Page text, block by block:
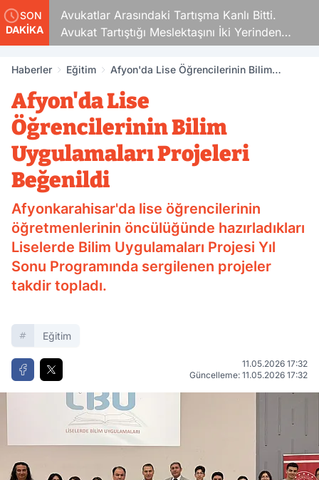
SON
DAKİKA
Avukatlar Arasındaki Tartışma Kanlı Bitti.
Avukat Tartıştığı Meslektaşını İki Yerinden
Vurdu
Haberler Eğitim
Afyon'da Lise Öğrencilerinin Bilim
Afyon'da Lise
Öğrencilerinin Bilim
Uygulamaları Projeleri
Beğenildi
Afyonkarahisar'da lise öğrencilerinin
öğretmenlerinin öncülüğünde hazırladıkları
Liselerde Bilim Uygulamaları Projesi Yıl
Sonu Programında sergilenen projeler
takdir topladı.
Eğitim
11.05.2026 17:32
Güncelleme: 11.05.2026 17:32